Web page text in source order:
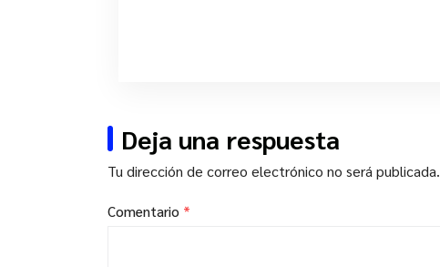
Deja una respuesta
Tu dirección de correo electrónico no será publicada.
Comentario *